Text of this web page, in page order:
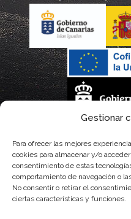
Gestionar
Para ofrecer las mejores
cookies para almacenar y/o
consentimiento de estas
comportamiento de navegación o
No consentir o retirar el
ciertas características y funciones.
parcialmente, por
con fondos provenientes del
Calidad